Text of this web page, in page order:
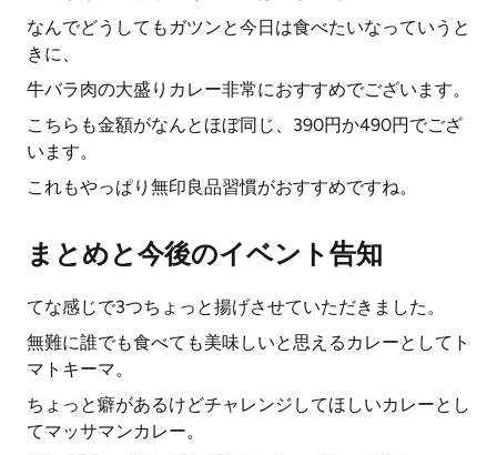
なんでどうしてもガツンと今日は食べたいなっていうと
きに、
牛バラ肉の大盛りカレー非常におすすめでございます。
こちらも金額がなんとほぼ同じ、390円か490円でござ
います。
これもやっぱり無印良品習慣がおすすめですね。
まとめと今後のイベント告知
てな感じで3つちょっと揚げさせていただきました。
無難に誰でも食べても美味しいと思えるカレーとしてト
マトキーマ。
ちょっと癖があるけどチャレンジしてほしいカレーとし
てマッサマンカレー。